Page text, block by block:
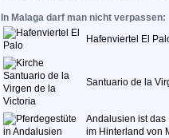
In Malaga darf man nicht verpassen:
Hafenviertel El
Santuario de la
Andalusien ist das
im Hinterland von